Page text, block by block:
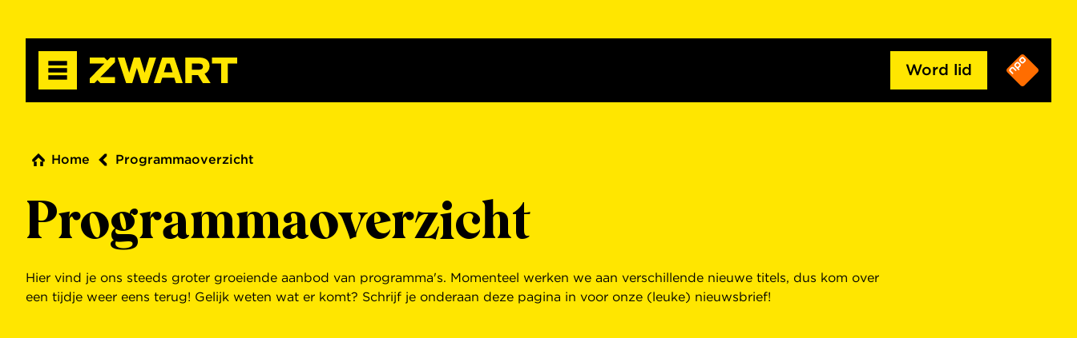
Word lid
Home Programmaoverzicht
Programmaoverzicht
Hier vind je ons steeds groter groeiende aanbod van programma's. Momenteel werken we aan verschillende nieuwe titels, dus kom over
een tijdje weer eens terug! Gelijk weten wat er komt? Schrijf je onderaan deze pagina in voor onze (leuke) nieuwsbrief!